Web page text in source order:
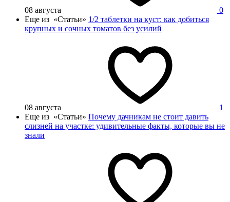
08 августа
0
Еще из «Статьи» 1/2 таблетки на куст: как добиться
крупных и сочных томатов без усилий
08 августа
1
Еще из «Статьи» Почему дачникам не стоит давить
слизней на участке: удивительные факты, которые вы не
знали